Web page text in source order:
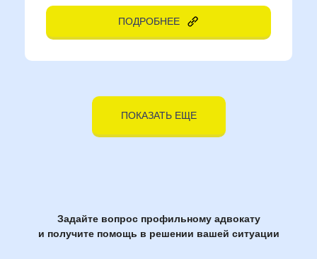
ПОДРОБНЕЕ
ПОКАЗАТЬ ЕЩЕ
Задайте вопрос профильному адвокату
и получите помощь в решении вашей ситуации